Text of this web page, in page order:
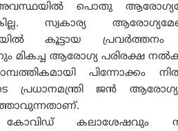
പൊതു
സ്വകാര്യ
കൂട്ടായ പ്രവർത്തനം
മികച്ച ആരോഗ്യ പരിരക്ഷ
പ്രധാനമന്ത്രി ജൻ
കോവിഡ് കലാശേഷവും